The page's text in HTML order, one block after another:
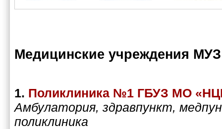
Медицинские учреждения
1. Поликлиника №1 ГБУЗ МО
Амбулатория, здравпункт,
поликлиника